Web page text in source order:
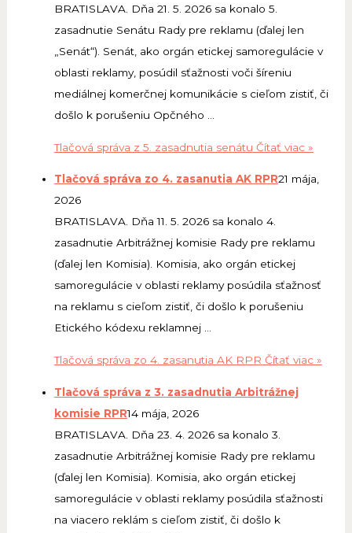
BRATISLAVA. Dňa 21. 5. 2026 sa konalo 5.
zasadnutie Senátu Rady pre reklamu (ďalej len
„Senát“). Senát, ako orgán etickej samoregulácie v
oblasti reklamy, posúdil sťažnosti voči šíreniu
mediálnej komerčnej komunikácie s cieľom zistiť, či
došlo k porušeniu Opčného …
Tlačová správa z 5. zasadnutia senátu Čítať viac »
Tlačová správa zo 4. zasanutia AK RPR21 mája,
2026
BRATISLAVA. Dňa 11. 5. 2026 sa konalo 4.
zasadnutie Arbitrážnej komisie Rady pre reklamu
(ďalej len Komisia). Komisia, ako orgán etickej
samoregulácie v oblasti reklamy posúdila sťažnosť
na reklamu s cieľom zistiť, či došlo k porušeniu
Etického kódexu reklamnej …
Tlačová správa zo 4. zasanutia AK RPR Čítať viac »
Tlačová správa z 3. zasadnutia Arbitrážnej
komisie RPR14 mája, 2026
BRATISLAVA. Dňa 23. 4. 2026 sa konalo 3.
zasadnutie Arbitrážnej komisie Rady pre reklamu
(ďalej len Komisia). Komisia, ako orgán etickej
samoregulácie v oblasti reklamy posúdila sťažnosti
na viacero reklám s cieľom zistiť, či došlo k